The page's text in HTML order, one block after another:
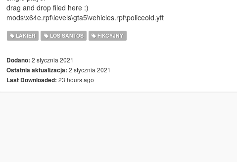
drag and drop filed here :)
mods\x64e.rpf\levels\gta5\vehicles.rpf\policeold.yft
LAKIER LOS SANTOS FIKCYJNY
Dodano: 2 stycznia 2021
Ostatnia aktualizacja: 2 stycznia 2021
Last Downloaded: 23 hours ago